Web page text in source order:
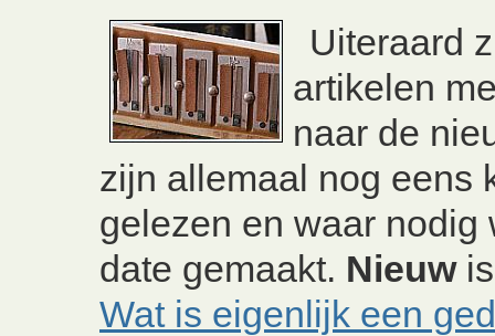
Uiteraard
artikelen
naar de
zijn allemaal nog eens
gelezen en waar nodig
date gemaakt. Nieuw
Wat is eigenlijk een